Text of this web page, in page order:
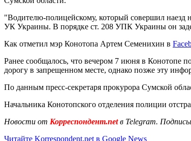
"Водителю-полицейскому, который совершил наезд
УК Украины. В порядке ст. 208 УПК Украины он
Как отметил мэр Конотопа Артем Семенихин в
Ранее сообщалось, что вечером 7 июня в Конотопе
дорогу в запрещенном месте, однако позже эту
По данным пресс-секретаря прокурора Сумской
Начальника Конотопского отделения полиции
Новости от Корреспондент.netв Telegram.
Читайте Korrespondent.net в Google News